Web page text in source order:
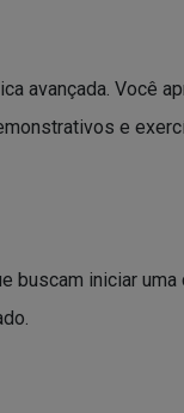
avançada. Você
e
iniciar uma